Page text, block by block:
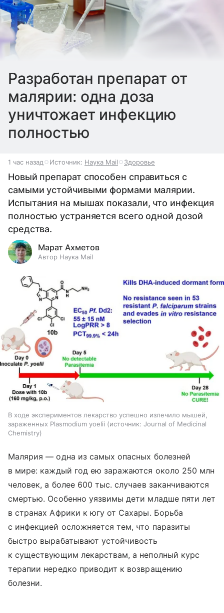
Разработан препарат от
малярии: одна доза
уничтожает инфекцию
полностью
1 час назад Источник: Наука Mail Здоровье
Новый препарат способен справиться с
самыми устойчивыми формами малярии.
Испытания на мышах показали, что инфекция
полностью устраняется всего одной дозой
средства.
Марат Ахметов
Автор Наука Mail
В ходе экспериментов лекарство успешно излечило мышей,
зараженных Plasmodium yoelii
источник: Journal of Medicinal
Chemistry
Малярия — одна из самых опасных болезней
в мире: каждый год ею заражаются около 250 млн
человек, а более 600 тыс. случаев заканчиваются
смертью. Особенно уязвимы дети младше пяти лет
в странах Африки к югу от Сахары. Борьба
с инфекцией осложняется тем, что паразиты
быстро вырабатывают устойчивость
к существующим лекарствам, а неполный курс
терапии нередко приводит к возвращению
болезни.